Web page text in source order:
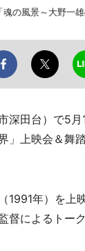
の風景～大野一
田台）で5
」上映会＆舞
年）を上
によるトーク